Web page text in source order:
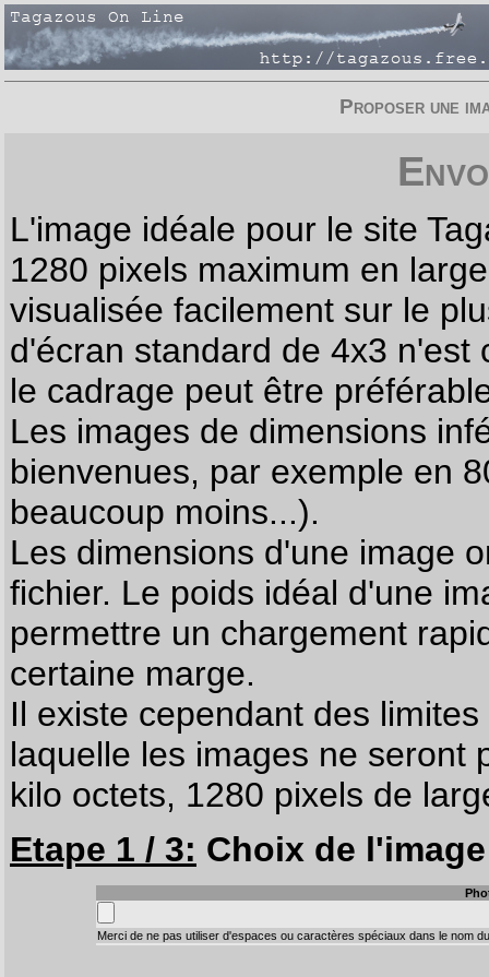
Proposer une
L'image idéale pour le site
1280 pixels maximum en
visualisée facilement sur le
d'écran standard de 4x3
le cadrage peut être
Les images de dimensions
bienvenues, par exemple en
beaucoup moins...).
Les dimensions d'une image
fichier. Le poids idéal d'une
permettre un chargement
certaine marge.
Il existe cependant des
laquelle les images ne seront
kilo octets, 1280 pixels de
Etape 1 / 3: Choix de
Merci de ne pas utiliser d'espaces ou caractères spéciaux dans le nom